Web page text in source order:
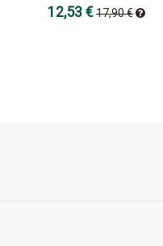
12,53 €17,90 €